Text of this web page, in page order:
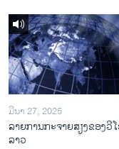
ມີນາ 27, 2025
ລາຍການກະຈາຍສຽງຂອງວີ
ລາວ